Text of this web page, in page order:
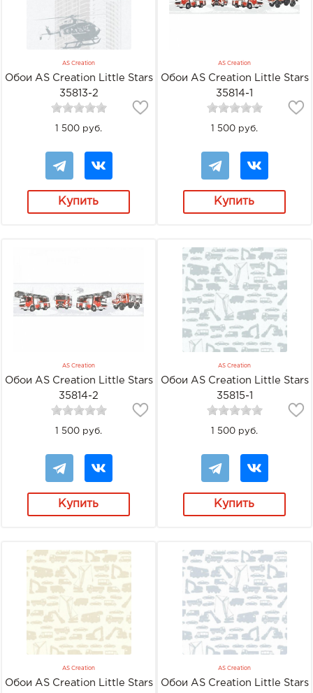
AS Creation
Обои AS Creation Little Stars
35813-2
1 500 руб.
Купить
AS Creation
Обои AS Creation Little Stars
35814-1
1 500 руб.
Купить
AS Creation
Обои AS Creation Little Stars
35814-2
1 500 руб.
Купить
AS Creation
Обои AS Creation Little Stars
35815-1
1 500 руб.
Купить
AS Creation
Обои AS Creation Little Stars
AS Creation
Обои AS Creation Little Stars